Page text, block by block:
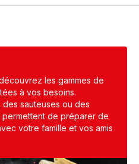
les gammes de
à vos besoins.
sauteuses ou des
de préparer de
votre famille et vos amis